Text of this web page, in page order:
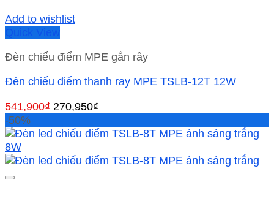
Add to wishlist
Quick View
Đèn chiếu điểm MPE gắn rây
Đèn chiếu điểm thanh ray MPE TSLB-12T 12W
541,900₫ Giá
là:
270,950₫
tại
270,950₫.
-50%